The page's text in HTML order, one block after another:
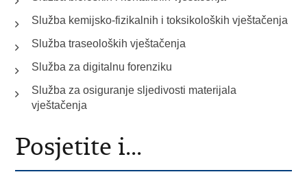
Služba kemijsko-fizikalnih i toksikoloških vještačenja
Služba traseoloških vještačenja
Služba za digitalnu forenziku
Služba za osiguranje sljedivosti materijala
vještačenja
Posjetite i...